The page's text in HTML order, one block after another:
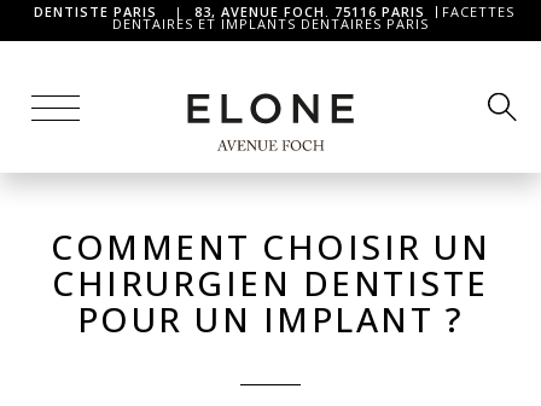
DENTISTE PARIS | 83, AVENUE FOCH. 75116 PARIS FACETTES
DENTAIRES ET IMPLANTS DENTAIRES PARIS
COMMENT CHOISIR UN
CHIRURGIEN DENTISTE
POUR UN IMPLANT ?